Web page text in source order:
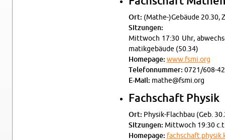
Ort: (Ma­the-)Ge­bäu­de 20.30,
Sit­zun­gen:
Mitt­woch 17:30 Uhr,
ma­tik­ge­bäu­de (50.34)
Home­page: www.​fsmi.​org
Te­le­fon­num­mer: 0721/608-
E-Mail: mathe@​fsmi.​org
Fach­schaft Phy­sik
Ort: Phy­sik-Flach­bau (Geb.
Sit­zun­gen: Mitt­woch 19:30
Home­page: